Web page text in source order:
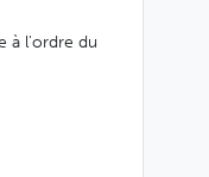
à l'ordre du